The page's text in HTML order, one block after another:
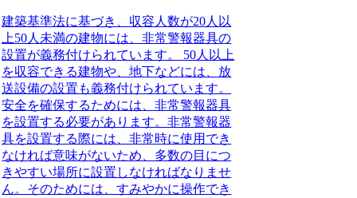
建築基準法に基づき、収容人数が20人以
上50人未満の建物には、非常警報器具の
設置が義務付けられています。
50人以上
を収容できる建物や、地下などには、放
送設備の設置も義務付けられています。
安全を確保するためには、非常警報器具
を設置する必要があります。非常警報器
具を設置する際には、非常時に使用でき
なければ意味がないため、多数の目につ
きやすい場所に設置しなければなりませ
ん。そのためには、すみやかに操作でき